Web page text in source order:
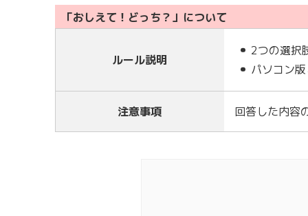
「おしえて！どっち？」について
ルール説明
2つの選択
パソコン
注意事項 回答した内容